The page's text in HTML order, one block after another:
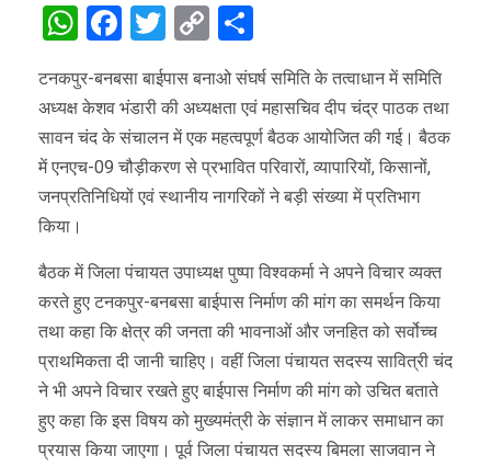
WhatsApp
Facebook
Twitter
Copy
Link
टनकपुर-बनबसा बाईपास बनाओ संघर्ष समिति के तत्वाधान में समिति
अध्यक्ष केशव भंडारी की अध्यक्षता एवं महासचिव दीप चंद्र पाठक तथा
सावन चंद के संचालन में एक महत्वपूर्ण बैठक आयोजित की गई। बैठक
में एनएच-09 चौड़ीकरण से प्रभावित परिवारों, व्यापारियों, किसानों,
जनप्रतिनिधियों एवं स्थानीय नागरिकों ने बड़ी संख्या में प्रतिभाग
किया।
बैठक में जिला पंचायत उपाध्यक्ष पुष्पा विश्वकर्मा ने अपने विचार व्यक्त
करते हुए टनकपुर-बनबसा बाईपास निर्माण की मांग का समर्थन किया
तथा कहा कि क्षेत्र की जनता की भावनाओं और जनहित को सर्वोच्च
प्राथमिकता दी जानी चाहिए। वहीं जिला पंचायत सदस्य सावित्री चंद
ने भी अपने विचार रखते हुए बाईपास निर्माण की मांग को उचित बताते
हुए कहा कि इस विषय को मुख्यमंत्री के संज्ञान में लाकर समाधान का
प्रयास किया जाएगा। पूर्व जिला पंचायत सदस्य बिमला साजवान ने